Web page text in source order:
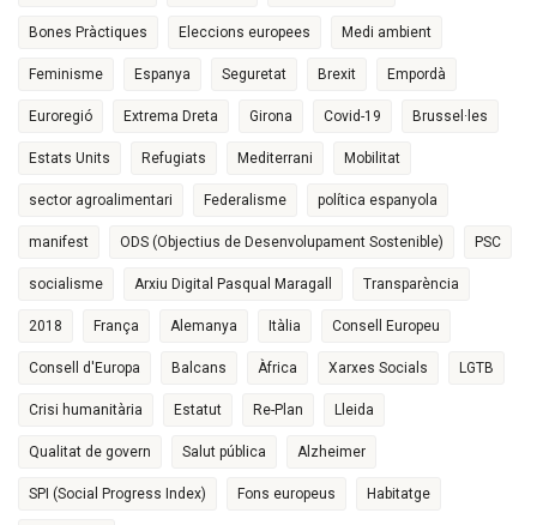
Bones Pràctiques Eleccions europees Medi ambient
Feminisme Espanya Seguretat Brexit Empordà
Euroregió Extrema Dreta Girona Covid-19 Brussel·les
Estats Units Refugiats Mediterrani Mobilitat
sector agroalimentari Federalisme política espanyola
manifest ODS (Objectius de Desenvolupament Sostenible) PSC
socialisme Arxiu Digital Pasqual Maragall Transparència
2018 França Alemanya Itàlia Consell Europeu
Consell d'Europa Balcans Àfrica Xarxes Socials LGTB
Crisi humanitària Estatut Re-Plan Lleida
Qualitat de govern Salut pública Alzheimer
SPI (Social Progress Index) Fons europeus Habitatge